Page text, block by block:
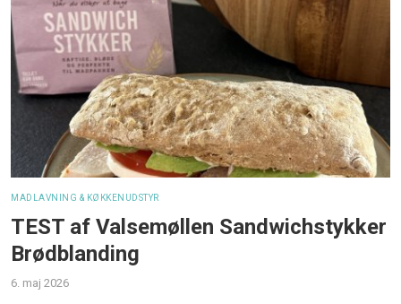
MADLAVNING & KØKKENUDSTYR
TEST af Valsemøllen Sandwichstykker
Brødblanding
6. maj 2026